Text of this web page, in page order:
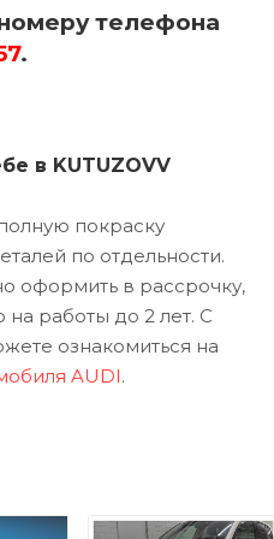
телефона
.
в KUTUZOVV
покраску
по отдельности.
оформить в рассрочку,
работы до 2 лет. С
ознакомиться на
AUDI.